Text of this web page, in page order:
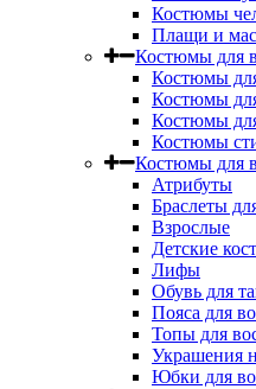
Костюмы
Плащи и
Костюмы для
Костюмы
Костюмы
Костюмы
Костюмы
Костюмы для
Атрибуты
Браслеты
Взрослые
Детские
Лифы
Обувь для
Пояса для
Топы для
Украшения
Юбки для